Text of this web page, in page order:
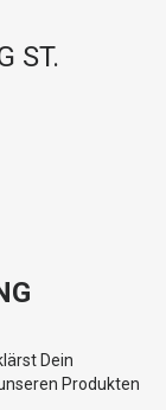
ST.
Dein
Produkten